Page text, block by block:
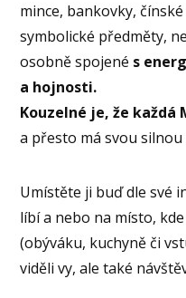
mince, bankovky,
symbolické předměty,
osobně spojené s
a hojnosti.
Kouzelné je, že
a přesto má svou silnou
Umístěte ji buď dle své
líbí a nebo na místo,
(obýváku, kuchyně či
viděli vy, ale také